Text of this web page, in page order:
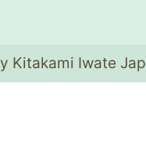
Kitakami Iwate